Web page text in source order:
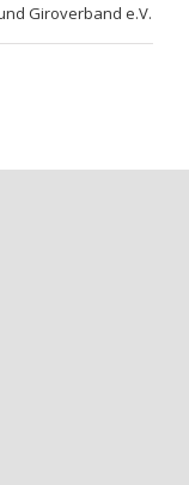
Giroverband e.V.